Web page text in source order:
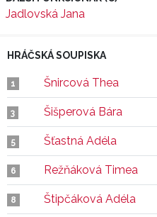
Jadlovská Jana
HRÁČSKÁ SOUPISKA
1 Šnircová Thea
3 Šišperová Bára
5 Šťastná Adéla
6 Režňáková Timea
8 Štipčáková Adéla